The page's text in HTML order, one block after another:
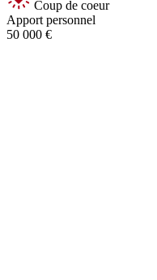
Coup de coeur
Apport personnel
50 000 €